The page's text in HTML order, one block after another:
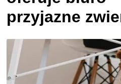
przyjazne